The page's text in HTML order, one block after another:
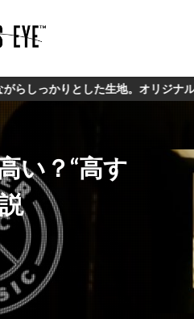
生地。オリジナルブランド【VDS】
い？“高す